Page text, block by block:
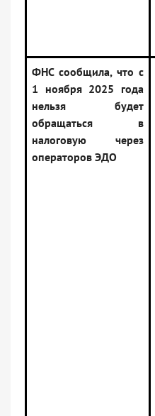
ФНС сообщила, что с
1 ноября 2025 года
нельзя будет
обращаться в
налоговую через
операторов ЭДО